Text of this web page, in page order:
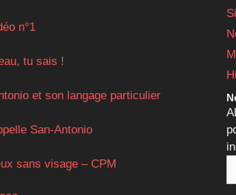
n°1
tu sais !
et son langage particulier
San-Antonio
sans visage – CPM